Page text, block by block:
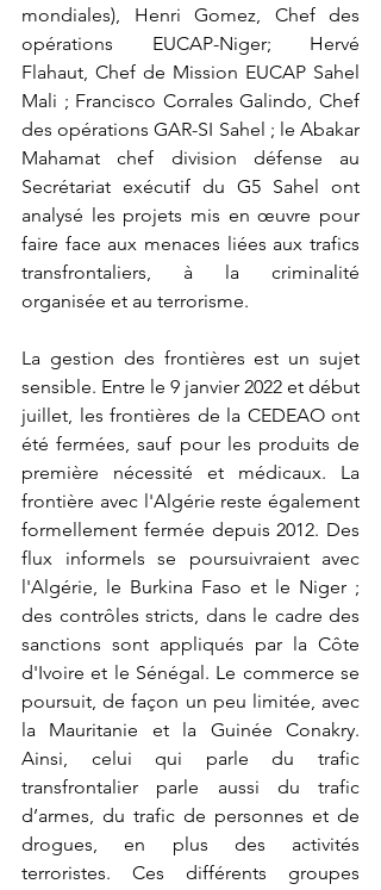
mondiales), Henri Gomez, Chef des
opérations EUCAP-Niger; Hervé
Flahaut, Chef de Mission EUCAP Sahel
Mali ; Francisco Corrales Galindo, Chef
des opérations GAR-SI Sahel ; le Abakar
Mahamat chef division défense au
Secrétariat exécutif du G5 Sahel ont
analysé les projets mis en œuvre pour
faire face aux menaces liées aux trafics
transfrontaliers, à la criminalité
organisée et au terrorisme.
La gestion des frontières est un sujet
sensible. Entre le 9 janvier 2022 et début
juillet, les frontières de la CEDEAO ont
été fermées, sauf pour les produits de
première nécessité et médicaux. La
frontière avec l'Algérie reste également
formellement fermée depuis 2012. Des
flux informels se poursuivraient avec
l'Algérie, le Burkina Faso et le Niger ;
des contrôles stricts, dans le cadre des
sanctions sont appliqués par la Côte
d'Ivoire et le Sénégal. Le commerce se
poursuit, de façon un peu limitée, avec
la Mauritanie et la Guinée Conakry.
Ainsi, celui qui parle du trafic
transfrontalier parle aussi du trafic
d’armes, du trafic de personnes et de
drogues, en plus des activités
terroristes. Ces différents groupes